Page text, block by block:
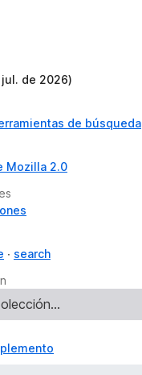
de 2026)
de búsqueda
Mozilla 2.0
search